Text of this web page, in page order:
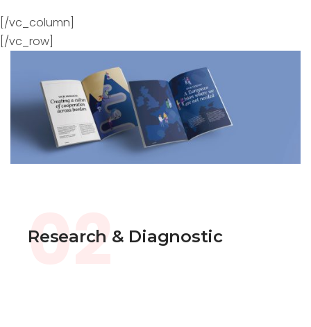
[/vc_column]
[/vc_row]
02
Research & Diagnostic